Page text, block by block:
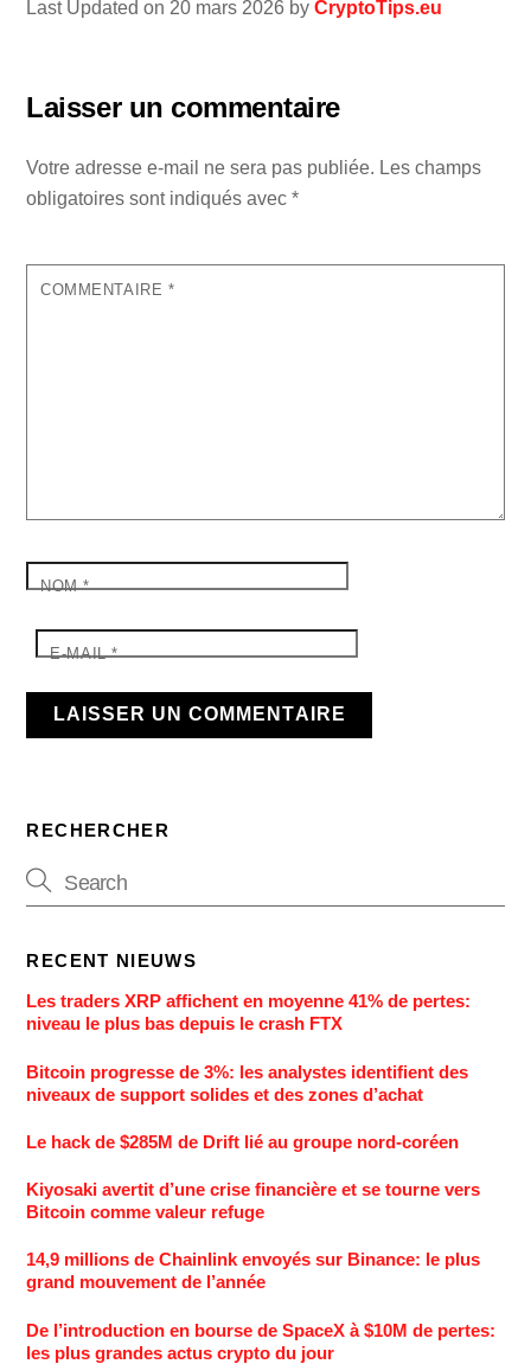
Last Updated on 20 mars 2026 byCryptoTips.eu
Laisser un commentaire
Votre adresse e-mail ne sera pas publiée. Les champs
obligatoires sont indiqués avec*
COMMENTAIRE *
NOM*
E-MAIL*
RECHERCHER
RECENT NIEUWS
Les traders XRP affichent en moyenne 41% de pertes:
niveau le plus bas depuis le crash FTX
Bitcoin progresse de 3%: les analystes identifient des
niveaux de support solides et des zones d’achat
Le hack de $285M de Drift lié au groupe nord-coréen
Kiyosaki avertit d’une crise financière et se tourne vers
Bitcoin comme valeur refuge
14,9 millions de Chainlink envoyés sur Binance: le plus
grand mouvement de l’année
De l’introduction en bourse de SpaceX à $10M de pertes:
les plus grandes actus crypto du jour